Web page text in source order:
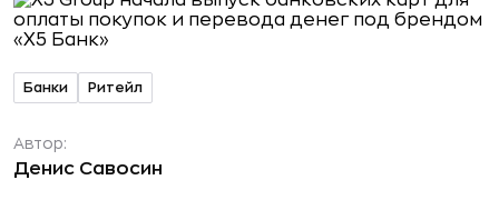
Банки Ритейл
Автор:
Денис Савосин